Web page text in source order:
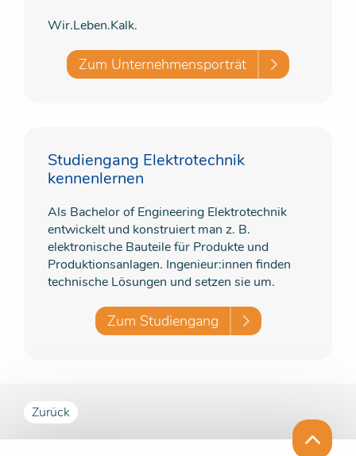
Wir.Leben.Kalk.
Zum Unternehmensporträt
Studiengang Elektrotechnik
kennenlernen
Als Bachelor of Engineering Elektrotechnik
entwickelt und konstruiert man z. B.
elektronische Bauteile für Produkte und
Produktionsanlagen. Ingenieur:innen finden
technische Lösungen und setzen sie um.
Zum Studiengang
Zurück